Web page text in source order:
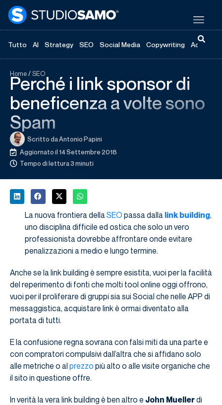
Tutto AI Strategy SEO Social Media Copywriting
Home/SEO
Perché i link sponsor di
beneficenza a volte sono
Spam
Scritto daAntonio Papini
Aggiornato il 14 Settembre 2018
Tempo di lettura 3 minuti
La nuova frontiera della SEO passa dalla link building,
uno disciplina difficile ed ostica che solo un vero
professionista dovrebbe affrontare onde evitare
penalizzazioni a medio e lungo termine.
Anche se la link building è sempre esistita, vuoi per la facilità
del reperimento di fonti che molti tool online oggi offrono,
vuoi per il proliferare di gruppi sia sui Social che nelle APP di
messaggistica, acquistare link è ormai diventato alla
portata di tutti.
E la confusione regna sovrana con falsi miti da una parte e
con compratori compulsivi dall’altra che si affidano solo
alle metriche o al prezzo più alto o alle visite organiche che
il sito in questione offre.
In verità la vera link building è ben altro e John Muellerdi